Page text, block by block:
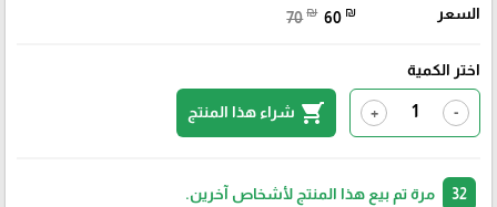
السعر 70 ₪ 60 ₪
اختر الكمية
-
+
shopping_cart شراء هذا المنتج
مرة تم بيع هذا المنتج لأشخاص آخرين.